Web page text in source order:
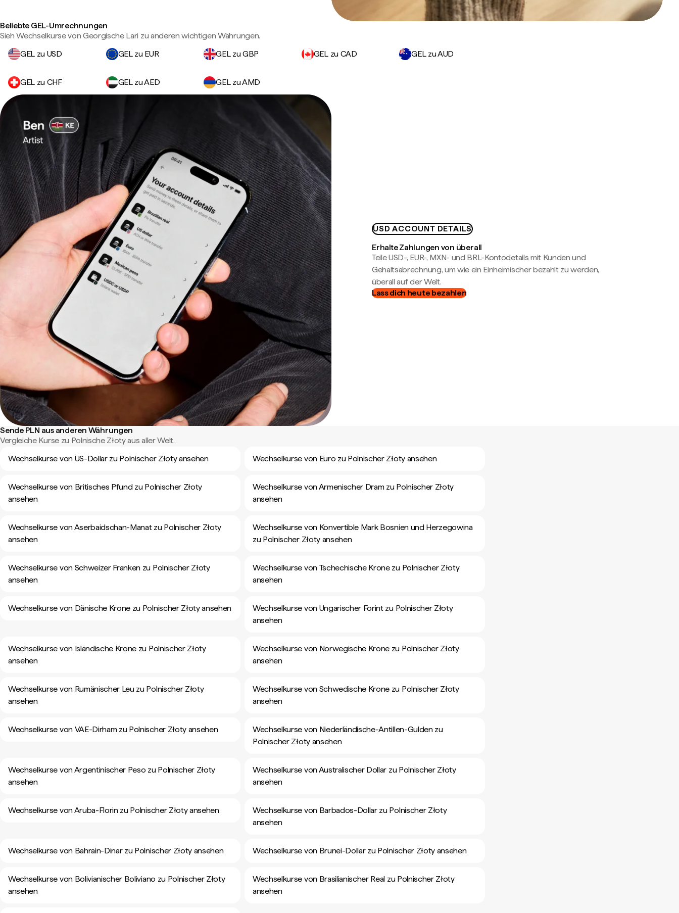
Beliebte GEL-Umrechnungen
Sieh Wechselkurse von Georgische Lari zu anderen wichtigen Währungen.
GEL zu USD
GEL zu EUR GEL zu GBP GEL zu CAD GEL zu AUD
GEL zu CHF GEL zu AED GEL zu AMD
USD ACCOUNT DETAILS
Erhalte Zahlungen von überall
Teile USD-, EUR-, MXN- und BRL-Kontodetails mit Kunden und
Gehaltsabrechnung, um wie ein Einheimischer bezahlt zu werden,
überall auf der Welt.
Lass dich heute bezahlen
Sende PLN aus anderen Währungen
Vergleiche Kurse zu Polnische Złoty aus aller Welt.
Wechselkurse von US-Dollar zu Polnischer Złoty ansehen
Wechselkurse von Euro zu Polnischer Złoty ansehen
Wechselkurse von Britisches Pfund zu Polnischer Złoty
ansehen
Wechselkurse von Armenischer Dram zu Polnischer Złoty
ansehen
Wechselkurse von Aserbaidschan-Manat zu Polnischer Złoty
ansehen
Wechselkurse von Konvertible Mark Bosnien und Herzegowina
zu Polnischer Złoty ansehen
Wechselkurse von Schweizer Franken zu Polnischer Złoty
ansehen
Wechselkurse von Tschechische Krone zu Polnischer Złoty
ansehen
Wechselkurse von Dänische Krone zu Polnischer Złoty ansehen
Wechselkurse von Ungarischer Forint zu Polnischer Złoty
ansehen
Wechselkurse von Isländische Krone zu Polnischer Złoty
ansehen
Wechselkurse von Norwegische Krone zu Polnischer Złoty
ansehen
Wechselkurse von Rumänischer Leu zu Polnischer Złoty
ansehen
Wechselkurse von Schwedische Krone zu Polnischer Złoty
ansehen
Wechselkurse von VAE-Dirham zu Polnischer Złoty ansehen
Wechselkurse von Niederländische-Antillen-Gulden zu
Polnischer Złoty ansehen
Wechselkurse von Argentinischer Peso zu Polnischer Złoty
ansehen
Wechselkurse von Australischer Dollar zu Polnischer Złoty
ansehen
Wechselkurse von Aruba-Florin zu Polnischer Złoty ansehen
Wechselkurse von Barbados-Dollar zu Polnischer Złoty
ansehen
Wechselkurse von Bahrain-Dinar zu Polnischer Złoty ansehen Wechselkurse von Brunei-Dollar zu Polnischer Złoty ansehen
Wechselkurse von Bolivianischer Boliviano zu Polnischer Złoty
ansehen
Wechselkurse von Brasilianischer Real zu Polnischer Złoty
ansehen